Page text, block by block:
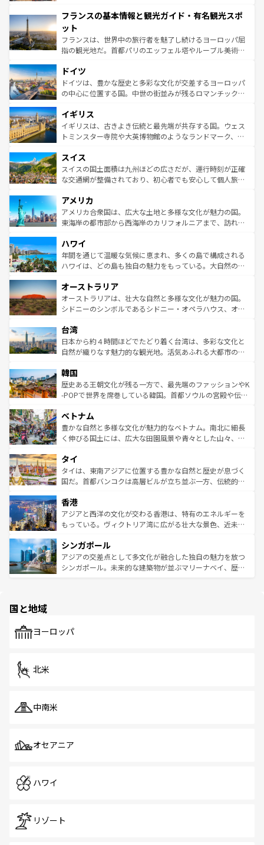
ませてくれるイタリアで、忘れられない旅をしてみよう！
なお、新着のイタリア情報は
しい。
文化が根付くこの国では、情熱的なフラメンコ、熱気あふ
れる闘牛、そして美味しいタパスが生活の一部となってい
る。首都マドリードの洗練された雰囲気や、バルセロナの
アートに溢れた街角から、地方では古代ローマ遺跡や中世
せる。地方によって風土や気候が異なるスペインはその個
性で訪れる人を魅了する。 なお、新着のスペイン情報は コ
ンテンツ一覧を参照してほしい。
フランスの基本情報と観光ガイド・有名観光スポ
ット
フランスは、世界中の旅行者を魅了し続けるヨーロッパ屈
指の観光地だ。首都パリのエッフェル塔やルーブル美術館
で、幅広い魅力が詰まっている。華麗な宮殿、歴史的な大
聖堂、美しいビーチ、そして豊かな自然が、訪れる者を心
から魅了する。また、フランスは美食の国としても知ら
いる。シャンパンの発祥地であるランス、プロヴァンスの
香り高いラベンダー畑など、多彩な楽しみ方が可能だ。さ
らに、パリ以外の地域にも魅力が溢れており、どの街角に
れる地方に足を運ぶとそれぞれで全く異なる文化を体験で
きるだろう。 なお、新着のフランス情報はコンテンツ一覧
を参照してほしい。
ドイツ
ドイツは、豊かな歴史と多彩な文化が交差するヨーロッパ
の中心に位置する国。中世の街並みが残るロマンチック街
顔を持つこの国は、どこを歩いても飽きることがない。ベ
ルリンの文化的活気、バイエルン州のアルプスの絶景、そ
してライン川沿いのワイン畑といった風景は必見。ビール
は、お酒好きな人にはぜひ体験してほしい。 なお、新着の
ドイツ情報はコンテンツ一覧を参照してほしい。
イギリス
イギリスは、古きよき伝統と最先端が共存する国。ウェス
トミンスター寺院や大英博物館のようなランドマーク、歴
リアごとに異なる魅力がある。また、優雅なアフタヌーン
ティー、ビール好きにはたまらない英国パブ、サッカー観
戦など、本場だからこそできる体験も豊富。イギリスを旅
ンツ一覧を参照してほしい。
スイス
スイスの国土面積は九州ほどの広さだが、運行時刻が正確
な交通網が整備されており、初心者でも安心して個人旅行
の建物がそのまま残る町や、スイスならではのユニークな
博物館もあり、アルプス観光だけでなく町歩きも満喫する
ことができる。国民の所得が高いため物価も高いが、旅行
ば市内交通費無料で観光を楽しむこともできる。 なお、新
着のスイス情報はコンテンツ一覧 を参照してほしい。
アメリカ
アメリカ合衆国は、広大な土地と多様な文化が魅力の国。
東海岸の都市部から西海岸のカリフォルニアまで、訪れる
のような巨大都市は、観光、ショッピング、エンターテイ
ンメントが詰まった刺激的なスポットだ。一方、アメリカ
西部には大自然が広がり、グランドキャニオンやイエロー
部のニューオーリンズでは、音楽と美食が融合した独特の
文化が魅力。旅行者はアメリカの各地域で異なる魅力を楽
しみながら、その多様性と豊かな歴史を感じることができ
ならではの贅沢な旅のスタイルだ。 なお、新着のアメリカ
情報はコンテンツ一覧を参照してほしい。
ハワイ
年間を通じて温暖な気候に恵まれ、多くの島で構成される
ハワイは、どの島も独自の魅力をもっている。大自然の神
ワイ島は見逃せない。また、定番の観光地といえばオアフ
島だが、静かな自然を求めるならマウイ島やカウアイ島が
おすすめ。エメラルドグリーンに輝く海をはじめ、豊かな
れるおもてなしの心で訪れる人々を迎えてくれるハワイの
人々、おいしいローカルフードやハワイアンミュージッ
ク、伝統的なフラダンスなど、すべてがハワイの魅力を彩
ワイを、存分に味わってほしい。 なお、新着のハワイ情報
はコンテンツ一覧を参照してほしい。
オーストラリア
オーストラリアは、壮大な自然と多様な文化が魅力の国。
シドニーのシンボルであるシドニー・オペラハウス、オー
リアリーフや大陸中央部にそびえるウルル（エアーズロッ
ク）、タスマニアの美しい原生林やケアンズの熱帯雨林な
ど、見どころがたくさん。また、カフェやワイン、オージ
いる。アクティビティも充実しており、サーフィンやダイ
ビング、ハイキングなど、アウトドア好きにはたまらな
い。オーストラリアの多彩な魅力を存分に味わいつくそ
参照してほしい。
台湾
日本から約４時間ほどでたどり着く台湾は、多彩な文化と
自然が織りなす魅力的な観光地。活気あふれる大都市の台
ン）、静ひつな山岳地帯である台湾東部など、都市の喧騒
と山間の静けさが共存しており、訪れる人に新しい発見と
驚きをもたらしてくれる。また、奥深い台湾の食文化も魅
容にもいいと評判のスイーツなど、バラエティ豊かな料理
が味わえる。 なお、新着の台湾情報は コンテンツ一覧を参
照してほしい。
韓国
歴史ある王朝文化が残る一方で、最先端のファッションやK
-POPで世界を席巻している韓国。首都ソウルの宮殿や伝統
き、地方に足を延ばせば四季折々の自然美を楽しむことが
できる。そして、キムチや焼肉、絶品のストリートフード
まで、さまざまな韓国料理が待っている。夜には、韓国な
リティに包まれながら、韓国の多彩な魅力を心ゆくまで味
わってみてほしい。 なお、新着の韓国情報はコンテンツ一
覧を参照してほしい。
ベトナム
豊かな自然と多様な文化が魅力的なベトナム。南北に細長
く伸びる国土には、広大な田園風景や青々とした山々、世
急速な発展と共に伝統が息づく。ハノイの古い町並みやホ
ーチミン市のフランス統治時代の建物も、独特の雰囲気を
醸し出している。また、バラエティの豊かさとおいしさで
とつ。フォーやバインミー、ベトナムコーヒーなどは、ぜ
ひ現地で味わいたい。どの地域を訪れてもあたたかい人々
が旅行者を迎えてくれるので、きっと忘れられない旅にな
参照してほしい。
タイ
タイは、東南アジアに位置する豊かな自然と歴史が息づく
国だ。首都バンコクは高層ビルが立ち並ぶ一方、伝統的な
の活気が交差している。北部ではチェンマイなどの山岳地
帯で自然と触れ合い、南部ではプーケットやクラビの美し
いビーチでリゾート気分を楽しむことができる。タイ料理
激する。気候は一年中温暖で、どの季節にも異なる楽しみ
が待っている。親しみやすいタイの人々、仏教を中心とし
た文化、そして多様な観光資源が、訪れる旅人を魅了し続
香港
アジアと西洋の文化が交わる香港は、特有のエネルギーを
もっている。ヴィクトリア湾に広がる壮大な景色、近未来
み、どこを訪れても感動するはず。観光スポットが密集し
ており、効率よく見どころを回れるのも魅力。息をのむよ
うな絶景から文化的な体験まで、香港を存分に楽しみ尽く
シンガポール
アジアの交差点として多文化が融合した独自の魅力を放つ
シンガポール。未来的な建築物が並ぶマリーナベイ、歴史
で、ホーカーズは地元の風情を楽しめる外せないスポット
国と地域
ヨーロッパ
北米
中南米
オセアニア
ハワイ
リゾート